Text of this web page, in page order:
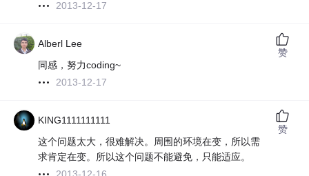
2013-12-17
Alberl Lee
同感，努力coding~
2013-12-17
赞
KING1111111111
这个问题太大，很难解决。周围的环境在变，所以需
求肯定在变。所以这个问题不能避免，只能适应。
赞